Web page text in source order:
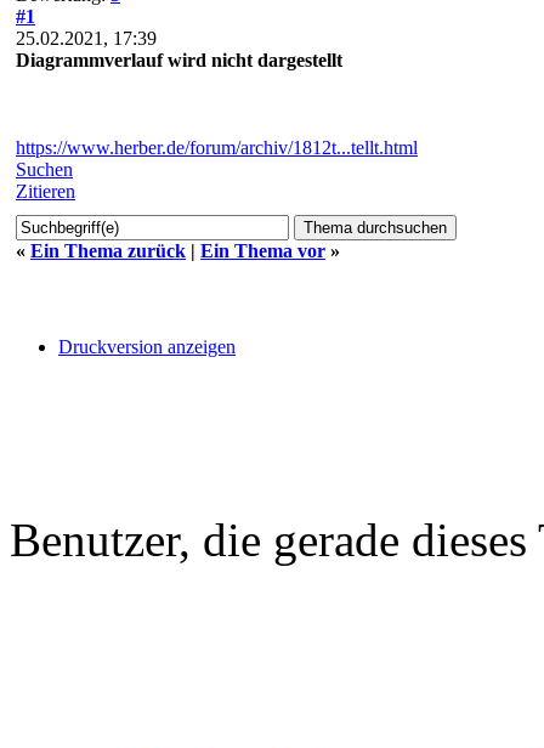
#1
25.02.2021, 17:39
Diagrammverlauf wird nicht dargestellt
https://www.herber.de/forum/archiv/1812t...tellt.html
Suchen
Zitieren
« Ein Thema zurück | Ein Thema vor »
Druckversion anzeigen
Benutzer, die gerade